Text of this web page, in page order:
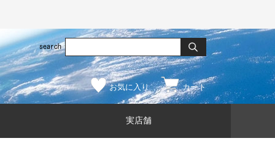
お気に入り カート
実店舗